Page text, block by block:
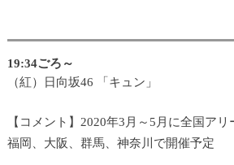
19:34ごろ～
（紅）日向坂46 「キュン」
【コメント】2020年3月～5月に全国アリ
福岡、大阪、群馬、神奈川で開催予定